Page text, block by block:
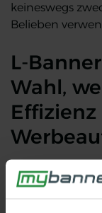
keineswegs
Belieben
L-
Wahl,
Einfach zu
Optik – Mit